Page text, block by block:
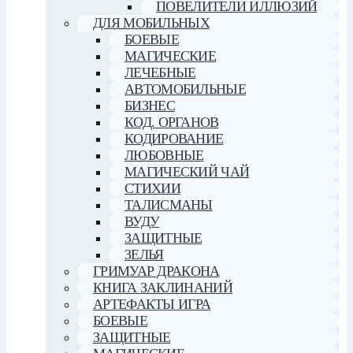
ПОВЕЛИТЕЛИ ИЛЛЮЗИЙ
ДЛЯ МОБИЛЬНЫХ
БОЕВЫЕ
МАГИЧЕСКИЕ
ЛЕЧЕБНЫЕ
АВТОМОБИЛЬНЫЕ
БИЗНЕС
КОД. ОРГАНОВ
КОДИРОВАНИЕ
ЛЮБОВНЫЕ
МАГИЧЕСКИЙ ЧАЙ
СТИХИИ
ТАЛИСМАНЫ
ВУДУ
ЗАЩИТНЫЕ
ЗЕЛЬЯ
ГРИМУАР ДРАКОНА
КНИГА ЗАКЛИНАНИЙ
АРТЕФАКТЫ ИГРА
БОЕВЫЕ
ЗАЩИТНЫЕ